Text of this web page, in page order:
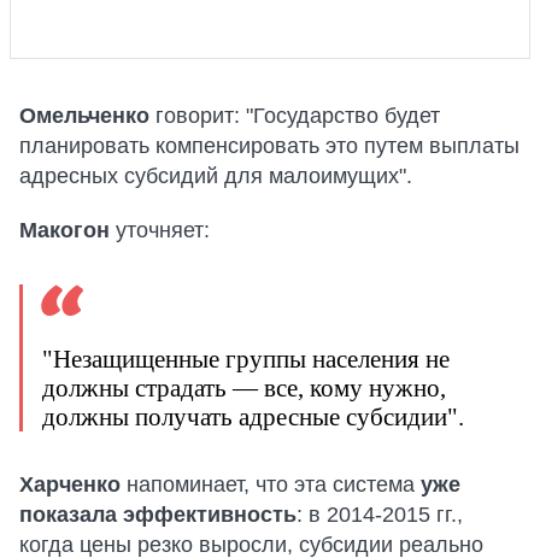
Омельченко говорит: "Государство будет
планировать компенсировать это путем выплаты
адресных субсидий для малоимущих".
Макогон уточняет:
"Незащищенные группы населения не
должны страдать — все, кому нужно,
должны получать адресные субсидии".
Харченко напоминает, что эта система уже
показала эффективность: в 2014-2015 гг.,
когда цены резко выросли, субсидии реально